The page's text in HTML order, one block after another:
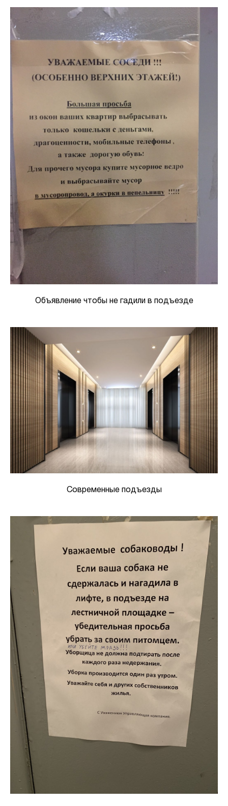
Объявление чтобы не гадили в подъезде
Современные подъезды